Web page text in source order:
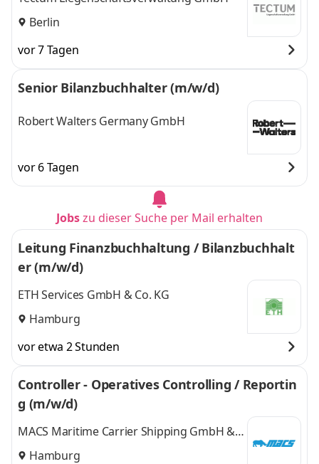
Berlin
vor 7 Tagen
Senior Bilanzbuchhalter (m/w/d)
Robert Walters Germany GmbH
vor 6 Tagen
Jobszu dieser Suche per Mail erhalten
Leitung Finanzbuchhaltung / Bilanzbuchhalt
er (m/w/d)
ETH Services GmbH & Co. KG
Hamburg
vor etwa 2 Stunden
Controller - Operatives Controlling / Reportin
g (m/w/d)
MACS Maritime Carrier Shipping GmbH &
Co.Hamburg